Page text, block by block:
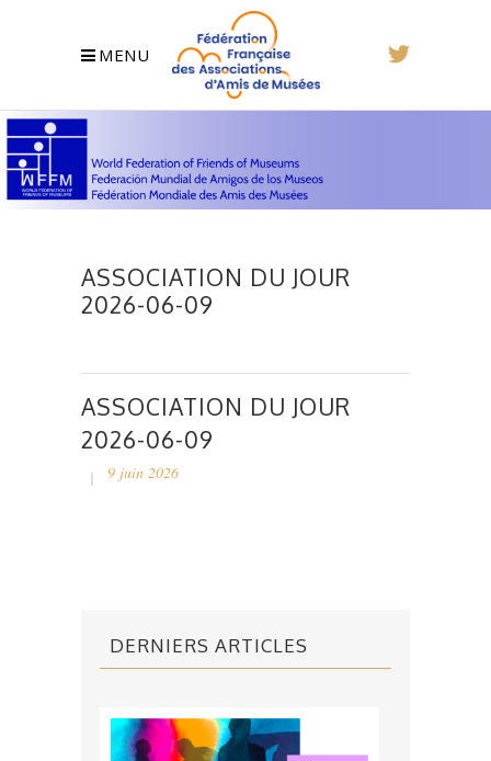
MENU
ASSOCIATION DU JOUR
2026-06-09
ASSOCIATION DU JOUR
2026-06-09
9 juin 2026
DERNIERS ARTICLES